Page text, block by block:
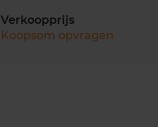
Verkoopprijs
Koopsom opvragen